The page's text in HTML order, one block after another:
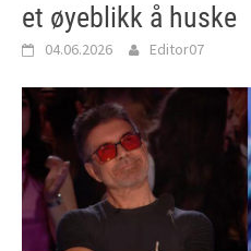
et øyeblikk å huske
04.06.2026 Editor07